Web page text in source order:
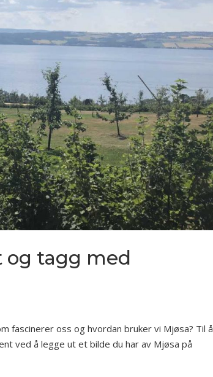
og tagg med
fascinerer oss og hvordan bruker vi Mjøsa? Til å
ved å legge ut et bilde du har av Mjøsa på